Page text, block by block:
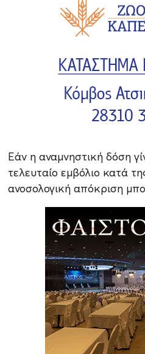
Εάν η αναμνηστική δόση
τελευταίο εμβόλιο κατά
ανοσολογική απόκριση